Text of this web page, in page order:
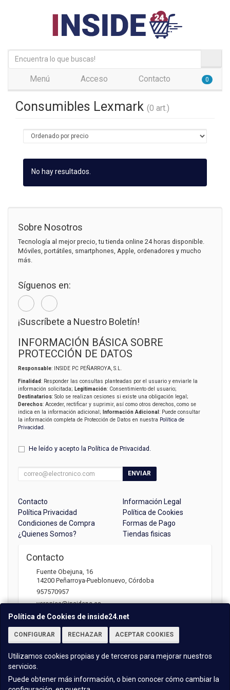
Menú Acceso Contacto 0
Consumibles Lexmark (0 art.)
No hay resultados.
Política de Cookies de inside24.net
CONFIGURAR RECHAZAR ACEPTAR COOKIES
Utilizamos cookies propias y de terceros para mejorar nuestros
servicios.
Puede obtener más información, o bien conocer cómo cambiar la
Sobre Nosotros
Tecnología al mejor precio, tu tienda online 24 horas disponible.
Móviles, portátiles, smartphones, Apple, ordenadores y mucho
más.
Síguenos en:
¡Suscríbete a Nuestro Boletín!
INFORMACIÓN BÁSICA SOBRE
PROTECCIÓN DE DATOS
Responsable: INSIDE PC PEÑARROYA, S.L.
Finalidad: Responder las consultas planteadas por el usuario y enviarle la
información solicitada; Legitimación: Consentimiento del usuario;
Destinatarios: Solo se realizan cesiones si existe una obligación legal;
Derechos: Acceder, rectificar y suprimir, así como otros derechos, como se
indica en la información adicional;
Información Adicional : Puede consultar
la información completa de Protección de Datos en nuestra Política de
Privacidad
He leído y acepto la Política de Privacidad .
ENVIAR
Contacto
Información Legal
Política Privacidad
Política de Cookies
Condiciones de Compra
Formas de Pago
¿Quienes Somos?
Tiendas fisicas
Contacto
Fuente Obejuna, 16
14200 Peñarroya-Pueblonuevo, Córdoba
957570957
veronica@insidepc.es
Horario
Atención telefónica: 09:30 - 13:30 | 17:00 -20:30